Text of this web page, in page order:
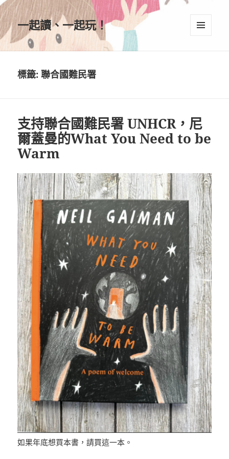
一起讀、一起玩！
標籤:聯合國難民署
支持聯合國難民署 UNHCR，尼
爾蓋曼的What You Need to be
Warm
如果年底想買本書，請買這一本。